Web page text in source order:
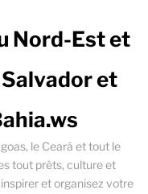
Nord-Est et
et
le Ceará et tout le
tout prêts, culture et
et organisez votre